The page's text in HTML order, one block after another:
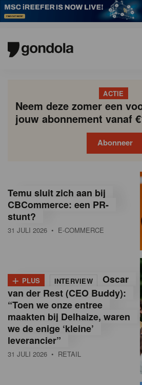
ACTIE
Neem deze zomer een
jouw abonnement vanaf
Abonneer
o
n
d
a
M
a
g
a
Temu sluit zich aan bij
CBCommerce: een PR-
stunt?
31 JULI 2026 • E-COMMERCE
+ PLUS INTERVIEW
Oscar
van der Rest (CEO Buddy):
“Toen we onze entree
maakten bij Delhaize, waren
we de enige ‘kleine’
leverancier”
31 JULI 2026 • RETAIL